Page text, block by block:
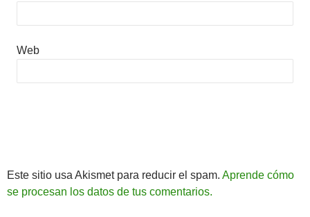
Web
Este sitio usa Akismet para reducir el spam. Aprende cómo
se procesan los datos de tus comentarios.